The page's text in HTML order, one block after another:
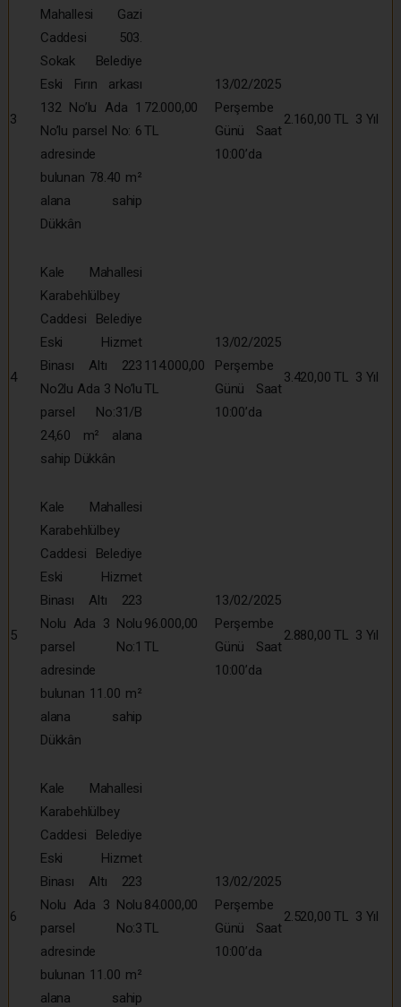
3
Mahallesi Gazi
Caddesi 503.
Sokak Belediye
Eski Fırın arkası
132 No’lu Ada 1
No’lu parsel No: 6
adresinde
bulunan 78.40 m²
alana sahip
Dükkân
72.000,00
TL
13/02/2025
Perşembe
Günü Saat
10:00’da
2.160,00 TL 3 Yıl
4
Kale Mahallesi
Karabehlülbey
Caddesi Belediye
Eski Hizmet
Binası Altı 223
No2lu Ada 3 No’lu
parsel No:31/B
24,60 m² alana
sahip Dükkân
114.000,00
TL
13/02/2025
Perşembe
Günü Saat
10:00’da
3.420,00 TL 3 Yıl
5
Kale Mahallesi
Karabehlülbey
Caddesi Belediye
Eski Hizmet
Binası Altı 223
Nolu Ada 3 Nolu
parsel No:1
adresinde
bulunan 11.00 m²
alana sahip
Dükkân
96.000,00
TL
13/02/2025
Perşembe
Günü Saat
10:00’da
2.880,00 TL 3 Yıl
6
Kale Mahallesi
Karabehlülbey
Caddesi Belediye
Eski Hizmet
Binası Altı 223
Nolu Ada 3 Nolu
parsel No:3
adresinde
bulunan 11.00 m²
alana sahip
84.000,00
TL
13/02/2025
Perşembe
Günü Saat
10:00’da
2.520,00 TL 3 Yıl